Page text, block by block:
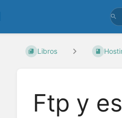
Libros
Ftp y